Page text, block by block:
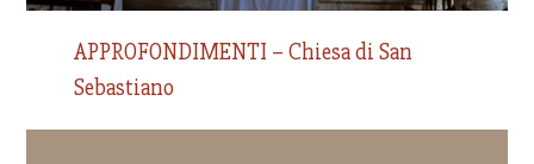
APPROFONDIMENTI – Chiesa di San
Sebastiano